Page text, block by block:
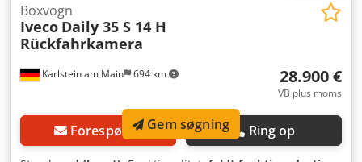
Karlstein am Main 694 km
Boxvogn
Iveco Daily 35 S 14 H
Rückfahrkamera
28.900 €
VB plus moms
Forespørge Ring op
Gem søgning